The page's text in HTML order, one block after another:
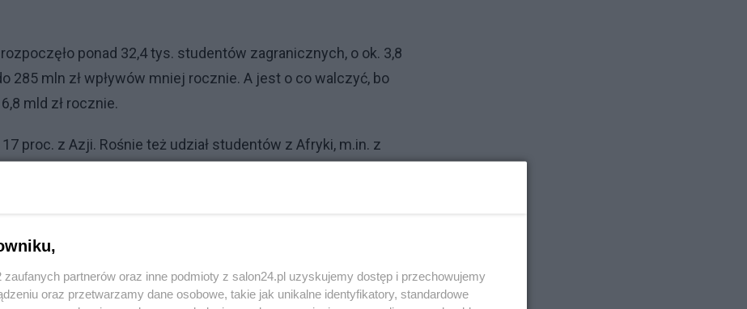
ponad 32,4 tys. studentów zagranicznych, o ok. 3,8
285 mln zł wpływów mniej rocznie. A jest o co walczyć, bo
mld zł rocznie.
proc. z Azji. Rośnie też udział studentów z Afryki, m.in. z
Kirgistanu, Chin i Tajwanu. Najliczniejszą grupę stanowią
wszystkich cudzoziemców. Za nimi plasują się
proc.).
Warszawa, gdzie kształci się 33 881
zaufanych partnerów oraz inne podmioty z salon24.pl uzyskujemy dostęp i przechowujemy
oraz przetwarzamy dane osobowe, takie jak unikalne identyfikatory, standardowe